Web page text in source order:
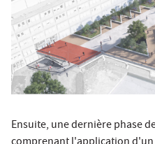
Ensuite, une dernière phase